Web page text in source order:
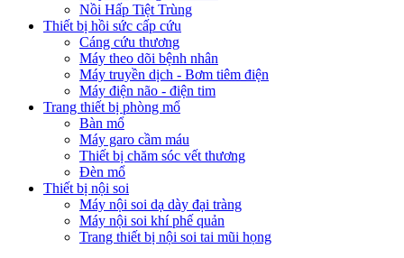
Nồi Hấp Tiệt Trùng
Thiết bị hồi sức cấp cứu
Cáng cứu thương
Máy theo dõi bệnh nhân
Máy truyền dịch - Bơm tiêm điện
Máy điện não - điện tim
Trang thiết bị phòng mổ
Bàn mổ
Máy garo cầm máu
Thiết bị chăm sóc vết thương
Đèn mổ
Thiết bị nội soi
Máy nội soi dạ dày đại tràng
Máy nội soi khí phế quản
Trang thiết bị nội soi tai mũi họng